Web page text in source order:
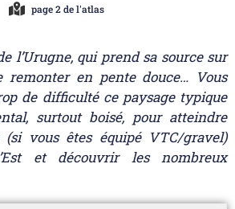
page 2 de l'atlas
l’Urugne, qui prend sa source sur
remonter en pente douce… Vous
de difficulté ce paysage typique
surtout boisé, pour atteindre
vous êtes équipé VTC/gravel)
et découvrir les nombreux